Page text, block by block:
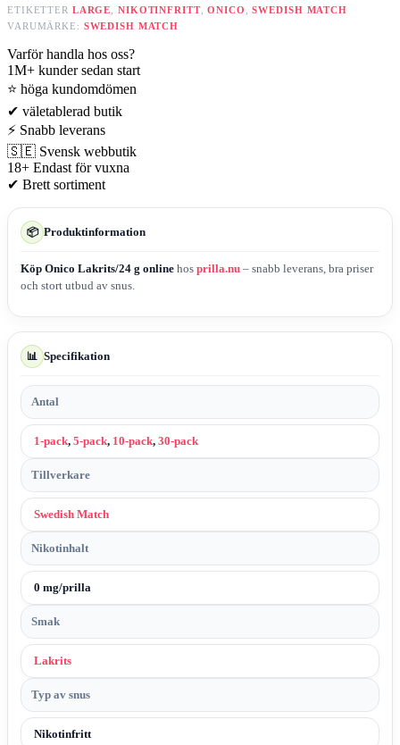
ETIKETTER LARGE NIKOTINFRITT,ONICO ,SWEDISH MATCH
VARUMÄRKE: SWEDISH MATCH
Varför handla hos oss?
1M+ kunder sedan start
⭐ höga kundomdömen
✔ väletablerad butik
⚡ Snabb leverans
🇸🇪 Svensk webbutik
18+ Endast för vuxna
✔ Brett sortiment
📦 Produktinformation
Köp Onico Lakrits/24 g online hos prilla.nu – snabb leverans, bra priser
och stort utbud av snus.
📊 Specifikation
Antal
1-pack, 5-pack, 10-pack, 30-pack
Tillverkare
Swedish Match
Nikotinhalt
0 mg/prilla
Smak
Lakrits
Typ av snus
Nikotinfritt